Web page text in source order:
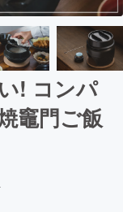
! コンパ
竈門ご飯